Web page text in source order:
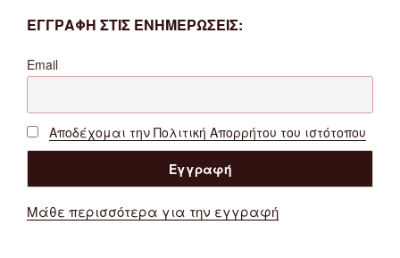
ΕΓΓΡΑΦΗ ΣΤΙΣ ΕΝΗΜΕΡΩΣΕΙΣ:
Email
Αποδέχομαι την Πολιτική Απορρήτου του ιστότοπου
Μάθε περισσότερα για την εγγραφή